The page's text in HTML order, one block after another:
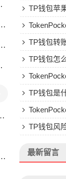
TP钱包苹
析与安全使
TP钱包转
Gas费
TP钱包怎
文讲清楚
TP钱包是
钱包的来头
楚TP钱包风
最新留言